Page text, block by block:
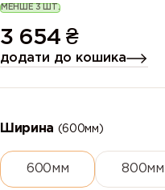
МЕНШЕ 3 ШТ.
3 654 ₴
додати до кошика
Ширина (600мм)
600мм 800мм